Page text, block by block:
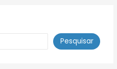
Pesquisar